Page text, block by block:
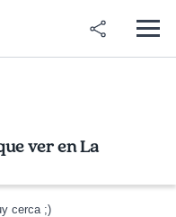
ver en La
cerca ;)